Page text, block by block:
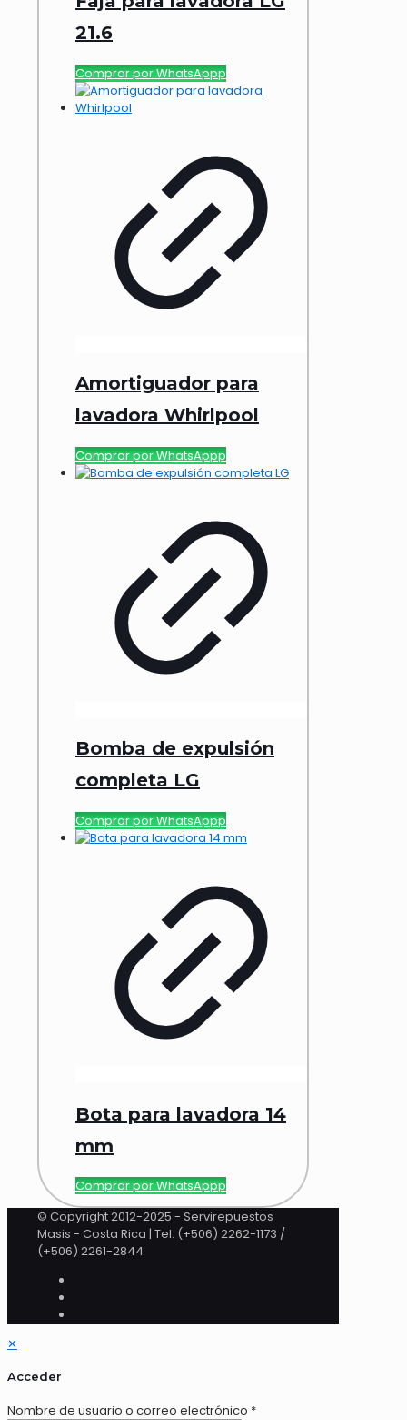
21.6
Comprar por WhatsAppp
Amortiguador para
lavadora Whirlpool
Comprar por WhatsAppp
Bomba de expulsión
completa LG
Comprar por WhatsAppp
Bota para lavadora 14
mm
Comprar por WhatsAppp
© Copyright 2012-2025 - Servirepuestos
Masis - Costa Rica | Tel: (+506) 2262-1173 /
(+506) 2261-2844
✕
Acceder
Nombre de usuario o correo electrónico *